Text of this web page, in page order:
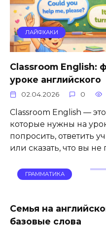
ЛАЙФХАКИ
Classroom English:
уроке английского
02.04.2026 0
Classroom English —
которые нужны на
попросить, ответить
или сказать, что вы не
ГРАММАТИКА
Семья на
базовые слова